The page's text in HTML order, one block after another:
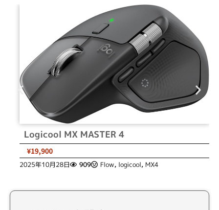
Logicool MX MASTER 4
¥19,900
2025年10月28日 909 Flow, logicool, MX4